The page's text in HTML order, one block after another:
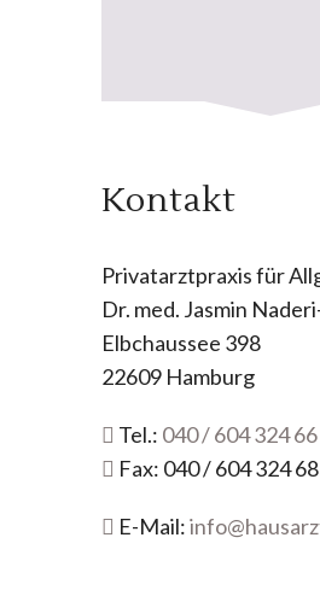
Kontakt
Privatarztpraxis für
Dr. med. Jasmin
Elbchaussee 398
22609 Hamburg
Tel.: 040 / 604 324 66
Fax: 040 / 604 324 68
E-Mail: